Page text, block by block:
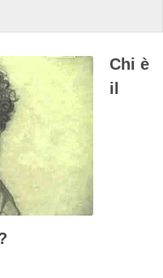
Chi è
il